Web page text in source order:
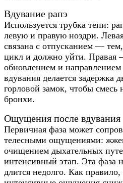
Вдувание рапэ
Используется трубка тепи:
левую и правую ноздри.
связана с отпусканием —
цикл и должно уйти. Правая
обновлением и
вдувания делается задержка
горловой замок, чтобы смесь
бронхи.
Ощущения после вдувания
Первичная фаза может
телесными ощущениями:
очищением дыхательных
интенсивный этап. Эта фаза
длится недолго. Как